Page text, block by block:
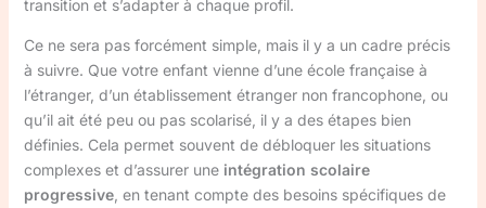
transition et s’adapter à chaque profil.
Ce ne sera pas forcément simple, mais il y a un cadre précis
à suivre. Que votre enfant vienne d’une école française à
l’étranger, d’un établissement étranger non francophone, ou
qu’il ait été peu ou pas scolarisé, il y a des étapes bien
définies. Cela permet souvent de débloquer les situations
complexes et d’assurer une intégration scolaire
progressive, en tenant compte des besoins spécifiques de